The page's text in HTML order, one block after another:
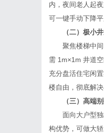
内，夜间老人起
可一键手动下降
（二）极小井
聚焦楼梯中间
需 1m×1m 井道
充分盘活住宅闲
楼自由，彻底解
（三）高端别
面向大户型独
构优势，可做大